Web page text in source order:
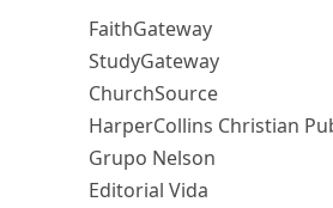
FaithGateway
StudyGateway
ChurchSource
HarperCollins Christian
Grupo Nelson
Editorial Vida